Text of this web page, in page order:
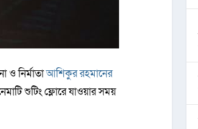
ও নির্মাতাআশিকুর রহমানের
শুটিং ফ্লোরে যাওয়ার সময়